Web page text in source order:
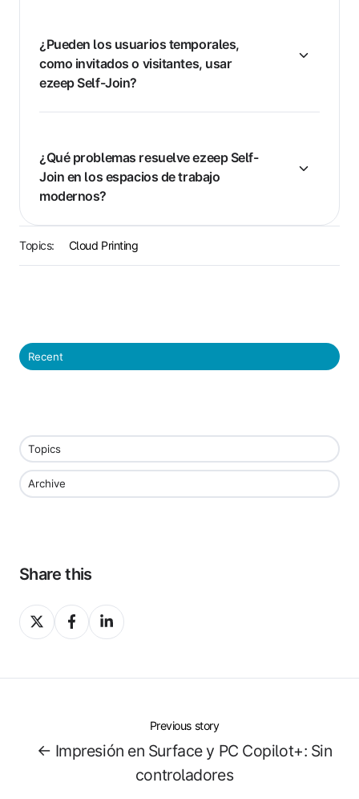
¿Pueden los usuarios temporales,
como invitados o visitantes, usar
ezeep Self-Join?
¿Qué problemas resuelve ezeep Self-
Join en los espacios de trabajo
modernos?
Topics: Cloud Printing
Recent
Topics
Archive
Share this
Share
on
Share
on
Share
on
Previous story
← Impresión en Surface y PC Copilot+: Sin
controladores